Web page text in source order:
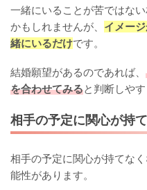
一緒にいることが苦ではな
かもしれませんが、 イメー
緒にいるだけです。
結婚願望があるのであれば、
を合わせてみると判断しや
相手の予定に関心が持
相手の予定に関心が持てな
能性があります。